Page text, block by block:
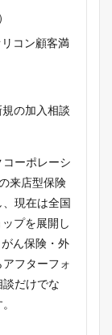
コン顧客満
の加入相談
ーポレーシ
来店型保険
現在は全国
プを展開し
ん保険・外
フターフォ
だけでな